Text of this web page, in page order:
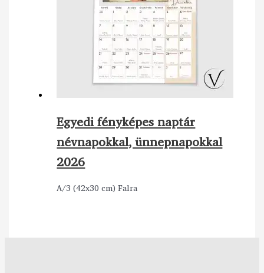
Egyedi fényképes naptár
névnapokkal, ünnepnapokkal
2026
A/3 (42x30 cm) Falra